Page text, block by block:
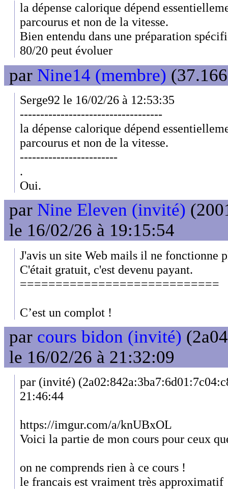
la dépense calorique dépend
parcourus et non de la vitesse.
Bien entendu dans une préparation
80/20 peut évoluer
par Nine14 (membre)
Serge92 le 16/02/26 à 12:53:35
-----------------------------------
la dépense calorique dépend
parcourus et non de la vitesse.
------------------------
.
Oui.
par Nine Eleven (invité)
le 16/02/26 à 19:15:54
J'avis un site Web mails il ne fonctionne
C'était gratuit, c'est devenu payant.
============================
C’est un complot !
par cours bidon (invité)
le 16/02/26 à 21:32:09
par (invité)
21:46:44
https://imgur.com/a/knUBxOL
Voici la partie de mon cours pour ceux
on ne comprends rien à ce cours !
le francais est vraiment très approximatif